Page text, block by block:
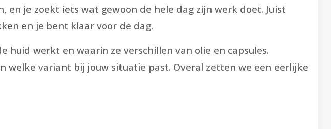
en je zoekt iets wat gewoon de hele dag zijn werk doet. Juist
en je bent klaar voor de dag.
huid werkt en waarin ze verschillen van olie en capsules.
welke variant bij jouw situatie past. Overal zetten we een eerlijke